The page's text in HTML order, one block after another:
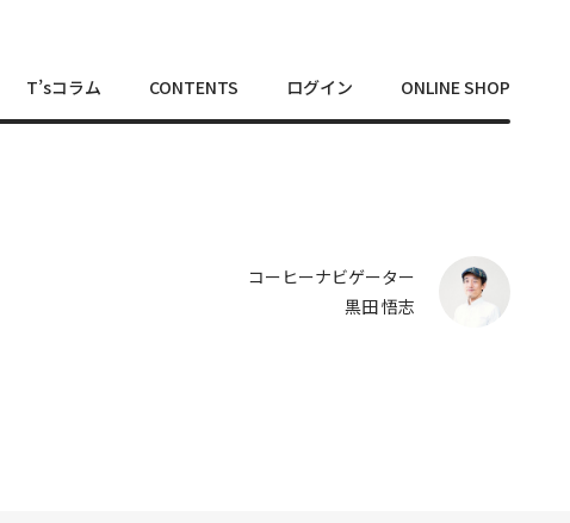
T’sコラム CONTENTS ログイン ONLINE SHOP
コーヒーナビゲーター
黒田 悟志